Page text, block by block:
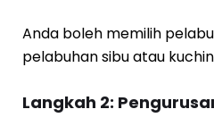
Anda boleh memilih
pelabuhan sibu atau
Langkah 2: